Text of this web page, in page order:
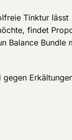
Tinktur lässt
findet
Balance Bundle